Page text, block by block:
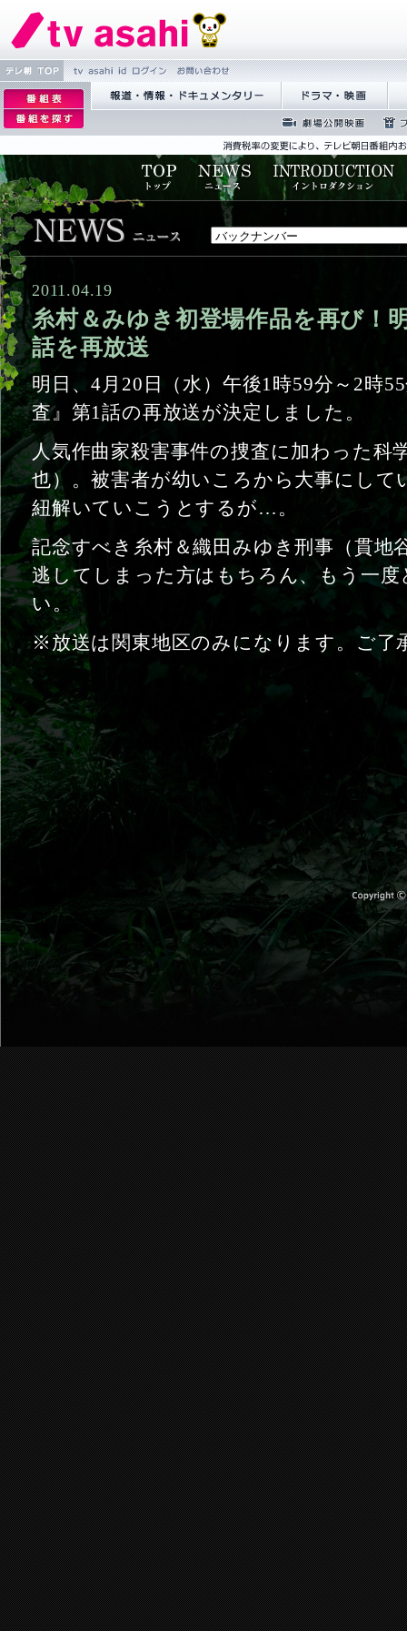
繝�Ξ譛
� TOP
tv asahi id 繝ｭ
繧ｰ
縺雁撫
縺�粋
逡
ｪ
邨
�｡
ｪ
邨
ｒ
謗
｢縺
く繝･繝｡繝ｳ繧ｿ繝ｪ繝ｼ
繝峨Λ繝槭�譏
�逕ｻ
ぅ
蜉��ｴ蜈ｬ髢
区丐逕ｻ
繝励
隕ｳ
2011.04.19
糸村＆みゆき初登場作品を再び！
話を再放送
明日、4月20日（水）午後1時59分～2時
査』第1話の再放送が決定しました。
人気作曲家殺害事件の捜査に加わった科
也）。被害者が幼いころから大事にし
紐解いていこうとするが…。
記念すべき糸村＆織田みゆき刑事（貫地
逃してしまった方はもちろん、もう一
い。
※放送は関東地区のみになります。ご了